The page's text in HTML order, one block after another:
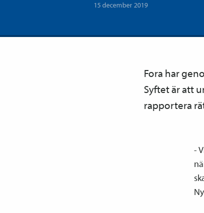
15 december 2019
Fora har
Syftet är att
rapportera
-